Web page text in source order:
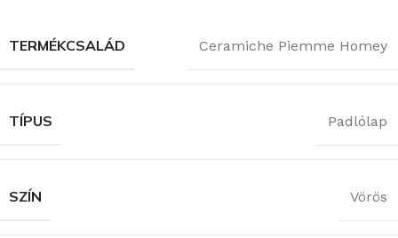
TERMÉKCSALÁD Ceramiche Piemme Homey
TÍPUS Padlólap
SZÍN Vörös